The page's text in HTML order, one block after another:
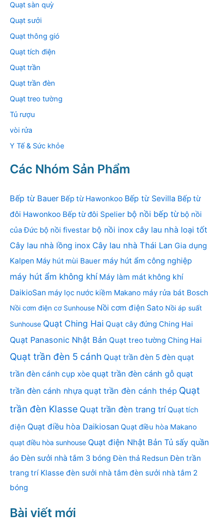
Quạt sàn quỳ
Quạt sưởi
Quạt thông gió
Quạt tích điện
Quạt trần
Quạt trần đèn
Quạt treo tường
Tủ rượu
vòi rửa
Y Tế & Sức khỏe
Các Nhóm Sản Phẩm
Bếp từ Bauer Bếp từ Hawonkoo Bếp từ Sevilla Bếp từ
đôi Hawonkoo Bếp từ đôi Spelier bộ nồi bếp từ bộ nồi
của Đức bộ nồi fivestar bộ nồi inox cây lau nhà loại tốt
Cây lau nhà lồng inox Cây lau nhà Thái Lan Gia dụng
Kalpen Máy hút mùi Bauer máy hút ẩm công nghiệp
máy hút ẩm không khí Máy làm mát không khí
DaikioSan máy lọc nước kiềm Makano máy rửa bát Bosch
Nồi cơm điện cơ Sunhouse Nồi cơm điện Sato Nồi áp suất
Sunhouse Quạt Ching Hai Quạt cây đứng Ching Hai
Quạt Panasonic Nhật Bản Quạt treo tường Ching Hai
Quạt trần đèn 5 cánh Quạt trần đèn 5 đèn quạt
trần đèn cánh cụp xòe quạt trần đèn cánh gỗ quạt
trần đèn cánh nhựa quạt trần đèn cánh thép Quạt
trần đèn Klasse Quạt trần đèn trang trí Quạt tích
điện Quạt điều hòa Daikiosan Quạt điều hòa Makano
quạt điều hòa sunhouse Quạt điện Nhật Bản Tủ sấy quần
áo Đèn sưởi nhà tắm 3 bóng Đèn thả Redsun Đèn trần
trang trí Klasse đèn sưởi nhà tắm đèn sưởi nhà tắm 2
bóng
Bài viết mới